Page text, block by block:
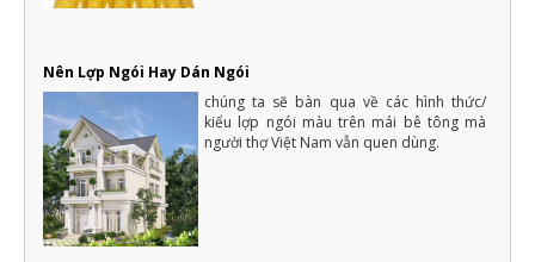
vậy, vẫn có một số loại cây trồng không cần nhiều ánh sáng...
Lợp ngói - Xu hướng kiểu mái lợp theo từng phong cách
thiết kế nhà ở
Bên cạnh p hong tục tập quán và phong cách sống của từng
vùng miền, yêu cầu thiết kế nhà và thẩm mỹ của nhà ở còn ảnh
hưởng từ nhiều yếu tố khác trong đó có phong cách của gia chủ
16 cách tiết kiệm tiền để xây nhà hiệu quả và thông minh nhất
Một ngôi nhà là mơ ước của rất nhiều người, với mỗi người dân
Việt Nam thì việc xây dựng nhà ở là vấn đề quan trọng của cả
Nên Lợp Ngói Hay Dán Ngói
chúng ta sẽ bàn qua về các hình thức/
kiểu lợp ngói màu trên mái bê tông mà
người thợ Việt Nam vẫn quen dùng.